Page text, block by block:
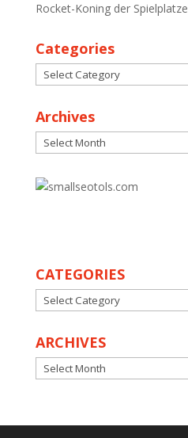
Rocket-Koning der Spielplatze
Categories
Categories
Archives
Archives
CATEGORIES
CATEGORIES
ARCHIVES
ARCHIVES